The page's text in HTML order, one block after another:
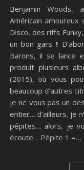
Benjamin Woods, alias Bosq, est un DJ-Producteur
Américain
Disco, des riffs
un bon gars !!
Barons, il se lance
produit plusieurs
(2015), où vous
beaucoup d’autres
je ne vous pas un
entier… d’ailleurs, je
pépites… alors, je
écoute… Pépite 1 =…